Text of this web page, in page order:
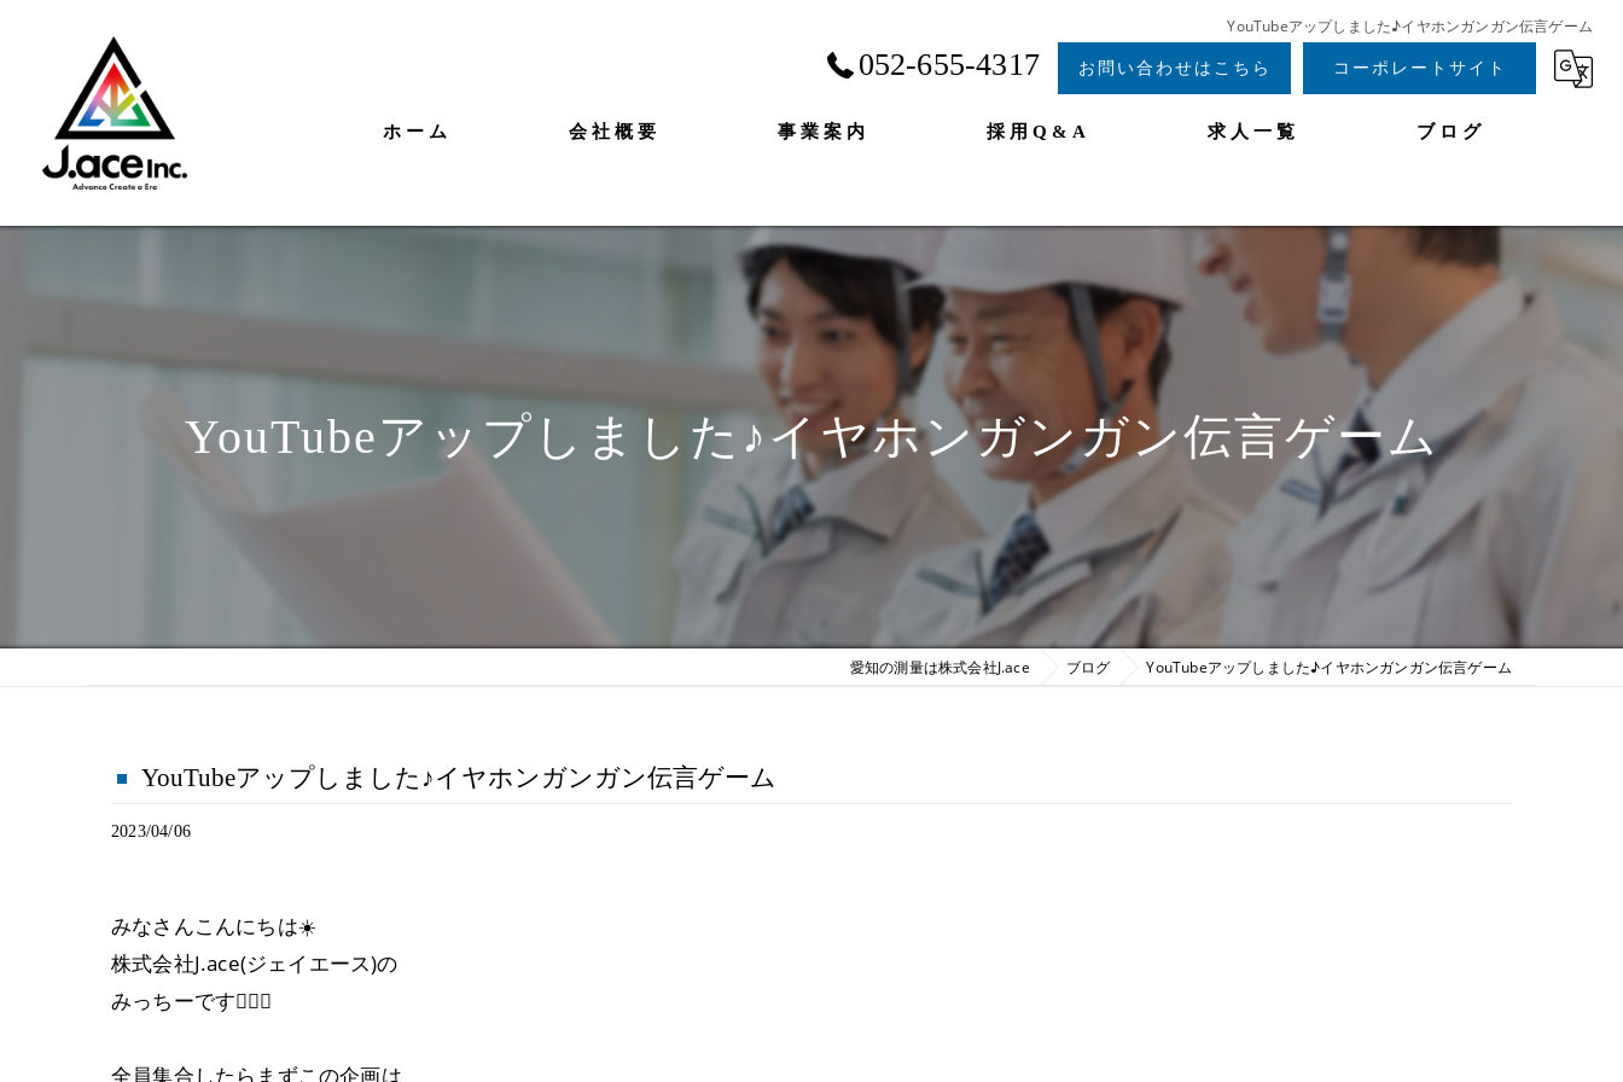
YouTubeアップしました♪イヤホンガンガン伝言ゲーム
052-655-4317 お問い合わせはこちら コーポレートサイト
ホーム 会社概要 事業案内 採用Q&A 求人一覧 ブログ
YouTubeアップしました♪イヤホンガンガン伝言ゲーム
愛知の測量は株式会社J.ace ブログ YouTubeアップしました♪イヤホンガンガン伝言ゲーム
YouTubeアップしました♪イヤホンガンガン伝言ゲーム
2023/04/06
みなさんこんにちは☀️
株式会社J.ace(ジェイエース)の
みっちーです🙋‍♀️✨
全員集合したらまずこの企画は